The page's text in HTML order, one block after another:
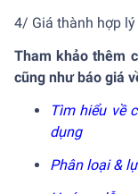
4/ Giá thành hợp lý
Tham khảo thêm
cũng như báo giá
Tìm hiểu về
dụng
Phân loại &